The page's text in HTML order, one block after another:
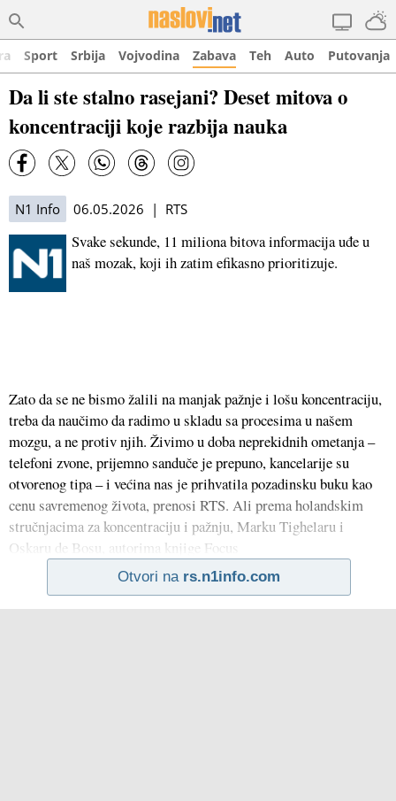
Sport Srbija Vojvodina Zabava Teh Auto Putovanja
Da li ste stalno rasejani? Deset mitova o
koncentraciji koje razbija nauka
N1 Info 06.05.2026 | RTS
Svake sekunde, 11 miliona bitova informacija uđe u
naš mozak, koji ih zatim efikasno prioritizuje.
Zato da se ne bismo žalili na manjak pažnje i lošu koncentraciju,
treba da naučimo da radimo u skladu sa procesima u našem
mozgu, a ne protiv njih. Živimo u doba neprekidnih ometanja –
telefoni zvone, prijemno sanduče je prepuno, kancelarije su
otvorenog tipa – i većina nas je prihvatila pozadinsku buku kao
cenu savremenog života, prenosi RTS. Ali prema holandskim
stručnjacima za koncentraciju i pažnju, Marku Tighelaru i
Oskaru de Bosu, autorima knjige Focus
Otvori na rs.n1info.com